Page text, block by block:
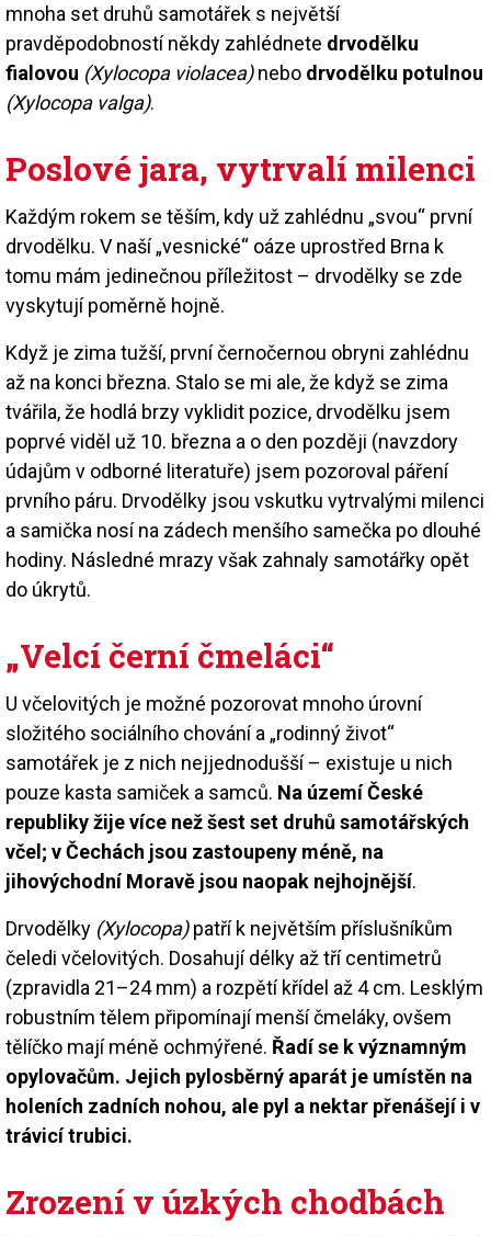
mnoha set druhů samotářek s největší
pravděpodobností někdy zahlédnete drvodělku
fialovou (Xylocopa violacea)nebo drvodělku potulnou
(Xylocopa valga).
Poslové jara, vytrvalí milenci
Každým rokem se těším, kdy už zahlédnu „svou“ první
drvodělku. V naší „vesnické“ oáze uprostřed Brna k
tomu mám jedinečnou příležitost – drvodělky se zde
vyskytují poměrně hojně.
Když je zima tužší, první černočernou obryni zahlédnu
až na konci března. Stalo se mi ale, že když se zima
tvářila, že hodlá brzy vyklidit pozice, drvodělku jsem
poprvé viděl už 10. března a o den později (navzdory
údajům v odborné literatuře) jsem pozoroval páření
prvního páru. Drvodělky jsou vskutku vytrvalými milenci
a samička nosí na zádech menšího samečka po dlouhé
hodiny. Následné mrazy však zahnaly samotářky opět
do úkrytů.
„Velcí černí čmeláci“
U včelovitých je možné pozorovat mnoho úrovní
složitého sociálního chování a „rodinný život“
samotářek je z nich nejjednodušší – existuje u nich
pouze kasta samiček a samců. Na území České
republiky žije více než šest set druhů samotářských
včel; v Čechách jsou zastoupeny méně, na
jihovýchodní Moravě jsou naopak nejhojnější.
Drvodělky (Xylocopa)patří k největším příslušníkům
čeledi včelovitých. Dosahují délky až tří centimetrů
(zpravidla 21–24 mm) a rozpětí křídel až 4 cm. Lesklým
robustním tělem připomínají menší čmeláky, ovšem
tělíčko mají méně ochmýřené. Řadí se k významným
opylovačům. Jejich pylosběrný aparát je umístěn na
holeních zadních nohou, ale pyl a nektar přenášejí i v
trávicí trubici.
Zrození v úzkých chodbách